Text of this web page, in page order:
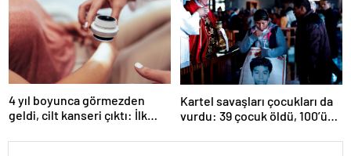
4 yıl boyunca görmezden
geldi, cilt kanseri çıktı: İlk
Kartel savaşları çocukları da
vurdu: 39 çocuk öldü, 100’ü